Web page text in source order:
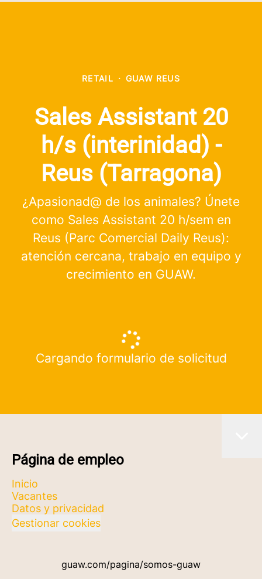
RETAIL · GUAW REUS
Sales Assistant 20
h/s (interinidad) -
Reus (Tarragona)
¿Apasionad@ de los animales? Únete
como Sales Assistant 20 h/sem en
Reus (Parc Comercial Daily Reus):
atención cercana, trabajo en equipo y
crecimiento en GUAW.
Cargando formulario de solicitud
Página de empleo
Inicio
Vacantes
Datos y privacidad
Gestionar cookies
guaw.com/pagina/somos-guaw